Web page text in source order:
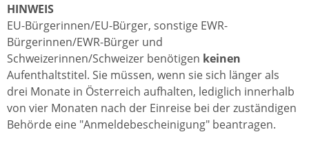
HINWEIS
EU-Bürgerinnen/EU-Bürger, sonstige EWR-
Bürgerinnen/EWR-Bürger und
Schweizerinnen/Schweizer benötigen keinen
Aufenthaltstitel. Sie müssen, wenn sie sich länger als
drei Monate in Österreich aufhalten, lediglich innerhalb
von vier Monaten nach der Einreise bei der zuständigen
Behörde eine "Anmeldebescheinigung" beantragen.